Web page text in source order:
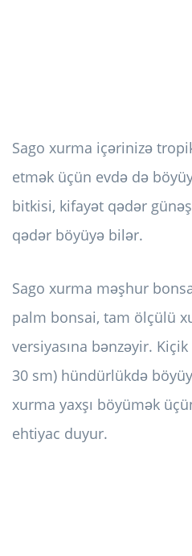
Sago xurma içərinizə
etmək üçün evdə də
bitkisi, kifayət qədər günəş
qədər böyüyə bilər.
Sago xurma məşhur
palm bonsai, tam ölçülü
versiyasına bənzəyir.
30 sm) hündürlükdə
xurma yaxşı böyümək
ehtiyac duyur.